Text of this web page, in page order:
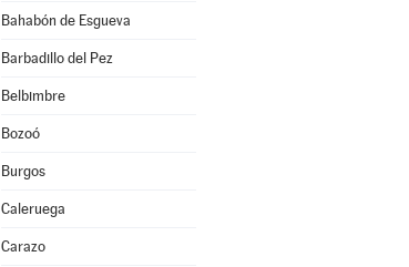
Bahabón de Esgueva
Barbadillo del Pez
Belbimbre
Bozoó
Burgos
Caleruega
Carazo